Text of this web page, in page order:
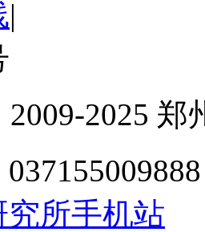
|
2009-2025
所手机站